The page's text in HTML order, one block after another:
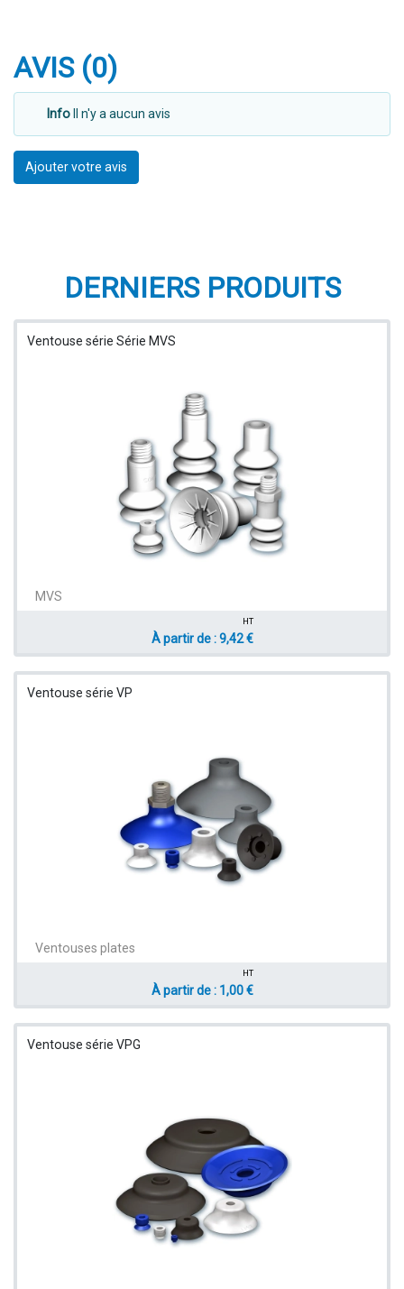
AVIS (0)
Info Il n'y a aucun avis
Ajouter votre avis
DERNIERS PRODUITS
Ventouse série Série MVS
MVS
HT
À partir de : 9,42 €
Ventouse série VP
Ventouses plates
HT
À partir de : 1,00 €
Ventouse série VPG